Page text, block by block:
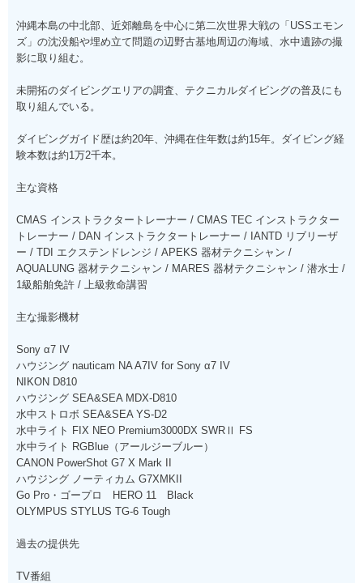
沖縄本島の中北部、近郊離島を中心に第二次世界大戦の「USSエモン
ズ」の沈没船や埋め立て問題の辺野古基地周辺の海域、水中遺跡の撮
影に取り組む。
未開拓のダイビングエリアの調査、テクニカルダイビングの普及にも
取り組んでいる。
ダイビングガイド歴は約20年、沖縄在住年数は約15年。ダイビング経
験本数は約1万2千本。
主な資格
CMAS インストラクタートレーナー / CMAS TEC インストラクター
トレーナー / DAN インストラクタートレーナー / IANTD リブリーザ
ー / TDI エクステンドレンジ / APEKS 器材テクニシャン /
AQUALUNG 器材テクニシャン / MARES 器材テクニシャン / 潜水士 /
1級船舶免許 / 上級救命講習
主な撮影機材
Sony α7 IV
ハウジング nauticam NA A7IV for Sony α7 IV
NIKON D810
ハウジング SEA&SEA MDX-D810
水中ストロボ SEA&SEA YS-D2
水中ライト FIX NEO Premium3000DX SWRⅡ FS
水中ライト RGBlue（アールジーブルー）
CANON PowerShot G7 X Mark II
ハウジング ノーティカム G7XMKII
Go Pro・ゴープロ HERO 11 Black
OLYMPUS STYLUS TG-6 Tough
過去の提供先
TV番組